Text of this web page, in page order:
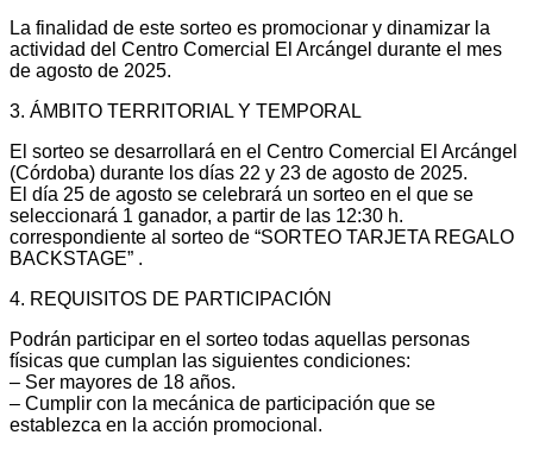
La finalidad de este sorteo es promocionar y dinamizar la
actividad del Centro Comercial El Arcángel durante el mes
de agosto de 2025.
3. ÁMBITO TERRITORIAL Y TEMPORAL
El sorteo se desarrollará en el Centro Comercial El Arcángel
(Córdoba) durante los días 22 y 23 de agosto de 2025.
El día 25 de agosto se celebrará un sorteo en el que se
seleccionará 1 ganador, a partir de las 12:30 h.
correspondiente al sorteo de “SORTEO TARJETA REGALO
BACKSTAGE” .
4. REQUISITOS DE PARTICIPACIÓN
Podrán participar en el sorteo todas aquellas personas
físicas que cumplan las siguientes condiciones:
– Ser mayores de 18 años.
– Cumplir con la mecánica de participación que se
establezca en la acción promocional.